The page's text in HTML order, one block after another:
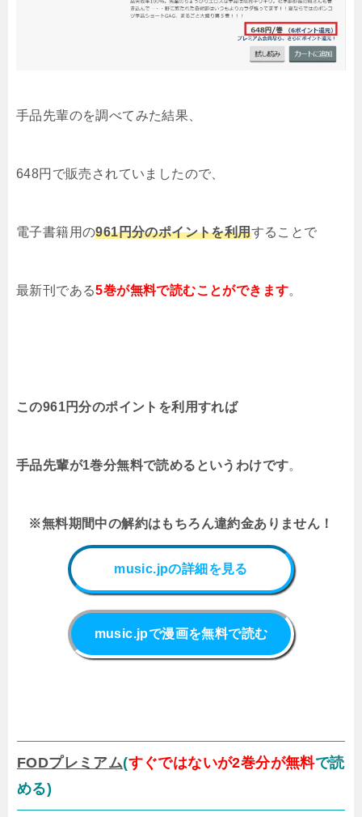
手品先輩のを調べてみた結果
648円で販売されていましたので、
電子書籍用の961円分のポイントを利用することで
最新刊である5巻が無料で読むことができます。
この961円分のポイントを利用すれば
手品先輩が1巻分無料で読めるというわけです。
※無料期間中の解約はもちろん違約金ありません！
music.jpの詳細を見る
music.jpで漫画を無料で読む
FODプレミアム(すぐではないが2巻分が無料で読
める)